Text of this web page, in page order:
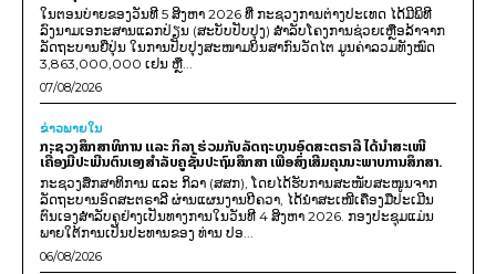
ໃນຕອນບ່າຍຂອງວັນທີ 5 ສິງຫາ 2026 ທີ່ ກະຊວງການຕ່າງປະເທດ ໄດ້ມີພິທີ
ລົງນາມເອກະສານແລກປ່ຽນ (ສະບັບປັບປຸງ) ສໍາລັບໂຄງການຊ່ວຍເຫຼືອລ້າຈາກ
ລັດຖະບານຍີ່ປຸ່ນ ໃນການປັບປຸງສະໜາມບິນສາກົນວັດໄຕ ມູນຄ່າລວມທັງໝົດ
3,863,000,000 ເຢນ ຫຼື...
07/08/2026
ຂ່າວພາຍ​ໃນ
ກະຊວງສຶກສາທິການ ແລະ ກິລາ ຮ່ວມກັບລັດຖະບານອົດສະຕຣາລີ ໄດ້ນຳສະເໜີ
ເຄື່ອງມືປະເມີນຕົນເອງສຳລັບຄູຊັ້ນປະຖົມສຶກສາ ເພື່ອສົ່ງເສີມຄຸນນະພາບການສຶກສາ.
ກະຊວງສຶກສາທິການ ແລະ ກິລາ (ສສກ), ໂດຍໄດ້ຮັບການສະໜັບສະໜູນຈາກ
ລັດຖະບານອົດສະຕຣາລີ ຜ່ານແຜນງານບີຄວາ, ໄດ້ນຳສະເໜີເຄື່ອງມືປະເມີນ
ຕົນເອງສຳລັບຄູຢ່າງເປັນທາງການໃນວັນທີ 4 ສິງຫາ 2026. ກອງປະຊຸມແມ່ນ
ພາຍໃຕ້ການເປັນປະທານຂອງ ທ່ານ ປອ...
06/08/2026